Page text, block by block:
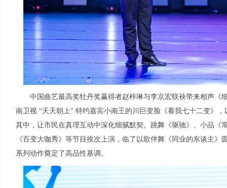
中国曲艺最高奖牡丹奖赢得者赵梓琳与李京宏联袂带来相声《
南卫视 “天天朝上” 特约嘉宾小南王的川巨变脸《看我七十二变》
其中，让市民在真理互动中深化细腻默契。跳舞《驱驰》、小品《
《百变大咖秀》等节目挨次上演，临了以歌伴舞《同业的东谈主
系列动作奠定了高品性基调。